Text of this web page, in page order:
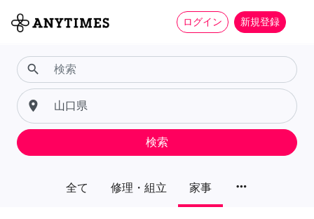
ログイン 新規登録
全て 修理・組立 家事 more_horiz
search
place
検索